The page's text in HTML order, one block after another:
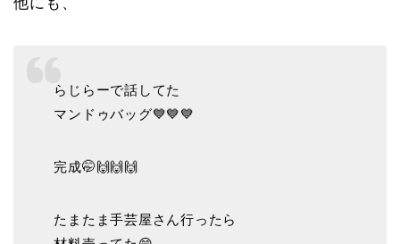
らじらーで話してた
マンドゥバッグ💙💙💙
完成🤭🙌🙌🙌
たまたま手芸屋さん行ったら